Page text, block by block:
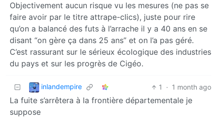
Objectivement aucun risque vu les mesures (ne pas se
faire avoir par le titre attrape-clics), juste pour rire
qu’on a balancé des futs à l’arrache il y a 40 ans en se
disant “on gère ça dans 25 ans” et on l’a pas géré.
C’est rassurant sur le sérieux écologique des industries
du pays et sur les progrès de Cigéo.
inlandempire 1 · 1 month ago
La fuite s’arrêtera à la frontière départementale je
suppose